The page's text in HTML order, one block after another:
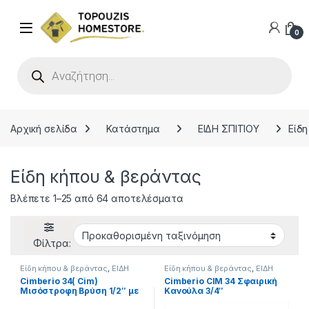
0
Αρχική σελίδα Κατάστημα ΕΙΔΗ ΣΠΙΤΙΟΥ
Είδη κήπου & βεράντας
Βλέπετε 1–25 από 64 αποτελέσματα
Φίλτρα:
Είδη κήπου & βεράντας ΕΙΔΗ
ΣΠΙΤΙΟΥ , Μισόστροφοι
διακόπτες νερού & βρύσες
ΥΔΡΑΥΛΙΚΑ
Cimberio 34( Cim)
Μισόστροφη Βρύση 1/2″ με
Είδη κήπου & βεράντας ΕΙΔΗ
ΣΠΙΤΙΟΥ , Μισόστροφοι
διακόπτες νερού & βρύσες,
ΥΔΡΑΥΛΙΚΑ
Cimberio CIM 34 Σφαιρική
Κανούλα 3/4″